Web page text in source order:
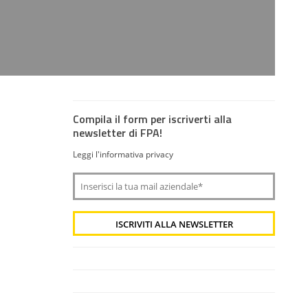
Compila il form per iscriverti alla
newsletter di FPA!
Leggi l'informativa privacy